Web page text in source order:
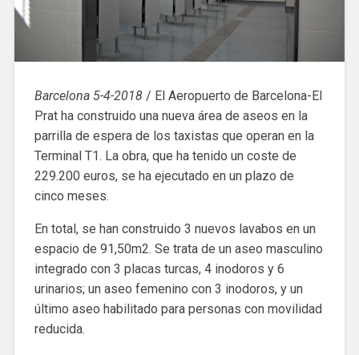
Barcelona 5-4-2018/ El Aeropuerto de Barcelona-El
Prat ha construido una nueva área de aseos en la
parrilla de espera de los taxistas que operan en la
Terminal T1. La obra, que ha tenido un coste de
229.200 euros, se ha ejecutado en un plazo de
cinco meses.
En total, se han construido 3 nuevos lavabos en un
espacio de 91,50m2. Se trata de un aseo masculino
integrado con 3 placas turcas, 4 inodoros y 6
urinarios; un aseo femenino con 3 inodoros, y un
último aseo habilitado para personas con movilidad
reducida.